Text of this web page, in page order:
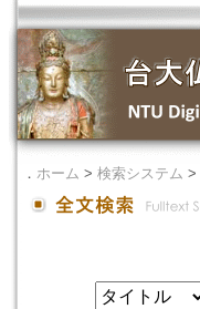
． ホーム > 検索システム >